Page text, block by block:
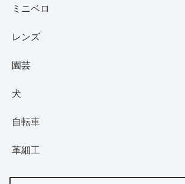
ミニベロ
レンズ
園芸
犬
自転車
革細工